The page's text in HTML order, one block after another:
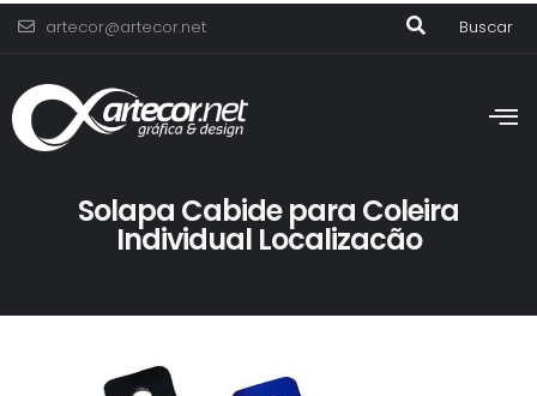
artecor@artecor.net Buscar
Solapa Cabide para Coleira
Individual Localizacão